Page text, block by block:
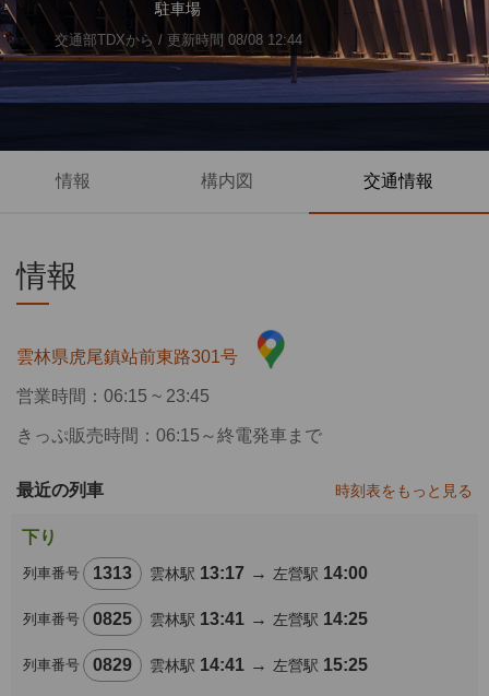
駐車場
交通部TDXから / 更新時間 08/08 12:44
情報 構内図 交通情報
情報
雲林県虎尾鎮站前東路301号
営業時間：06:15 ~ 23:45
きっぷ販売時間：06:15～終電発車まで
最近の列車 時刻表をもっと見る
下り
列車番号 1313 雲林駅 13:17 → 左營駅 14:00
列車番号 0825 雲林駅 13:41 → 左營駅 14:25
列車番号 0829 雲林駅 14:41 → 左營駅 15:25